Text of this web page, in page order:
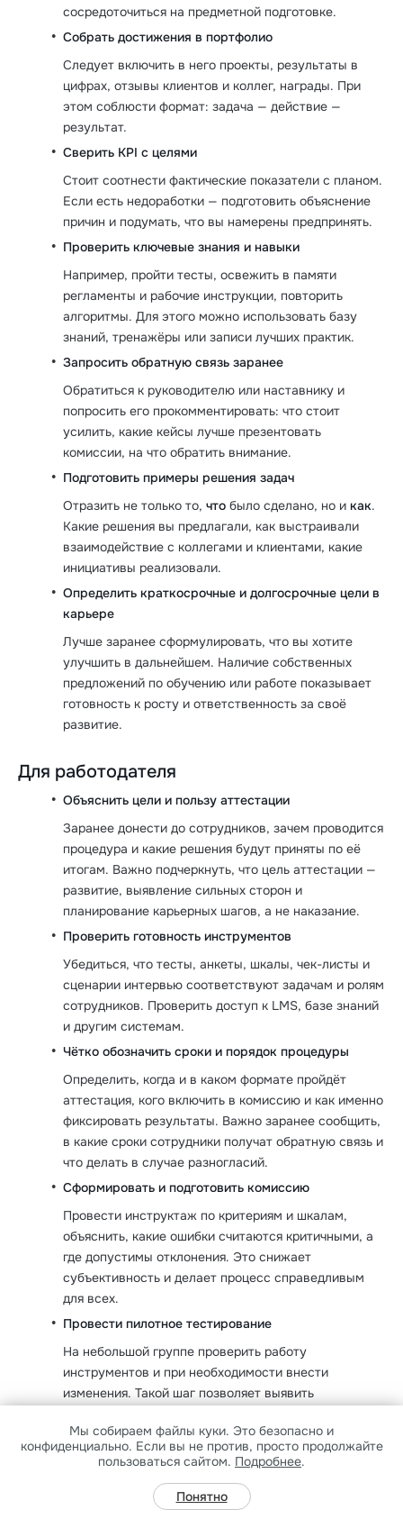
сосредоточиться на предметной подготовке.
Собрать достижения в портфолио
Следует включить в него проекты, результаты в
цифрах, отзывы клиентов и коллег, награды. При
этом соблюсти формат: задача — действие —
результат.
Сверить KPI с целями
Стоит соотнести фактические показатели с планом.
Если есть недоработки — подготовить объяснение
причин и подумать, что вы намерены предпринять.
Проверить ключевые знания и навыки
Например, пройти тесты, освежить в памяти
регламенты и рабочие инструкции, повторить
алгоритмы. Для этого можно использовать базу
знаний, тренажёры или записи лучших практик.
Запросить обратную связь заранее
Обратиться к руководителю или наставнику и
попросить его прокомментировать: что стоит
усилить, какие кейсы лучше презентовать
комиссии, на что обратить внимание.
Подготовить примеры решения задач
Отразить не только то, что было сделано, но и как.
Какие решения вы предлагали, как выстраивали
взаимодействие с коллегами и клиентами, какие
инициативы реализовали.
Определить краткосрочные и долгосрочные цели в
карьере
Лучше заранее сформулировать, что вы хотите
улучшить в дальнейшем. Наличие собственных
предложений по обучению или работе показывает
готовность к росту и ответственность за своё
развитие.
Для работодателя
Объяснить цели и пользу аттестации
Заранее донести до сотрудников, зачем проводится
процедура и какие решения будут приняты по её
итогам. Важно подчеркнуть, что цель аттестации —
развитие, выявление сильных сторон и
планирование карьерных шагов, а не наказание.
Проверить готовность инструментов
Убедиться, что тесты, анкеты, шкалы, чек-листы и
сценарии интервью соответствуют задачам и ролям
сотрудников. Проверить доступ к LMS, базе знаний
и другим системам.
Чётко обозначить сроки и порядок процедуры
Определить, когда и в каком формате пройдёт
аттестация, кого включить в комиссию и как именно
фиксировать результаты. Важно заранее сообщить,
в какие сроки сотрудники получат обратную связь и
что делать в случае разногласий.
Сформировать и подготовить комиссию
Провести инструктаж по критериям и шкалам,
объяснить, какие ошибки считаются критичными, а
где допустимы отклонения. Это снижает
субъективность и делает процесс справедливым
для всех.
Провести пилотное тестирование
На небольшой группе проверить работу
инструментов и при необходимости внести
изменения. Такой шаг позволяет выявить
Обеспечить конфиденциальность данных
Установить правила доступа к результатам. Важно
определить, где и сколько времени они будут
храниться, кто сможет их просматривать.
Мы собираем файлы куки. Это безопасно и
конфиденциально. Если вы не против, просто продолжайте
пользоваться сайтом. Подробнее.
Понятно